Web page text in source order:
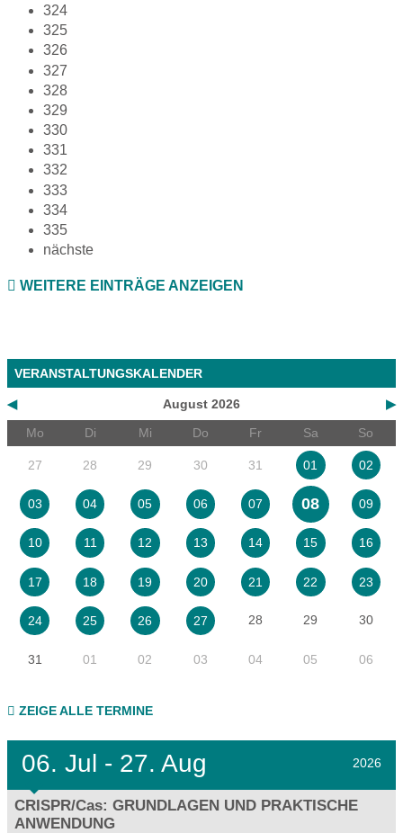
324
325
326
327
328
329
330
331
332
333
334
335
nächste
WEITERE EINTRÄGE ANZEIGEN
VERANSTALTUNGSKALENDER
◀ ▶
August 2026
Mo
Di Mi Do Fr Sa So
27 28 29 30 31 01 02
03 04 05 06 07 08 09
10 11 12 13 14 15 16
17 18 19 20 21 22 23
24 25 26 27 28 29 30
31 01 02 03 04 05 06
ZEIGE ALLE TERMINE
06. Jul - 27. Aug 2026
CRISPR/Cas: GRUNDLAGEN UND PRAKTISCHE
ANWENDUNG